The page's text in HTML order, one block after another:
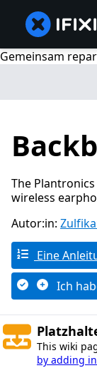
Gemeinsam
The
wireless
Autor:in:
Eine
Ich
This wiki
by adding